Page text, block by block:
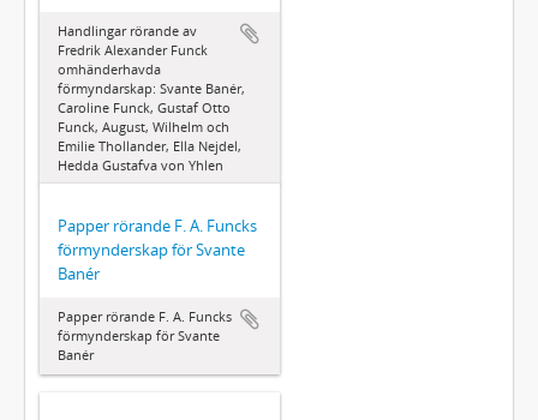
Handlingar rörande av
Fredrik Alexander Funck
omhänderhavda
förmyndarskap: Svante Banér,
Caroline Funck, Gustaf Otto
Funck, August, Wilhelm och
Emilie Thollander, Ella Nejdel,
Hedda Gustafva von Yhlen
Papper rörande F. A. Funcks
förmynderskap för Svante
Banér
Papper rörande F. A. Funcks
förmynderskap för Svante
Banér